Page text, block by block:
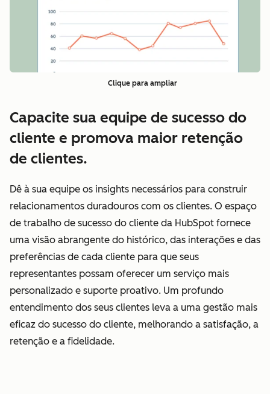
Clique para ampliar
Capacite sua equipe de sucesso do
cliente e promova maior retenção
de clientes.
Dê à sua equipe os insights necessários para construir
relacionamentos duradouros com os clientes. O espaço
de trabalho de sucesso do cliente da HubSpot fornece
uma visão abrangente do histórico, das interações e das
preferências de cada cliente para que seus
representantes possam oferecer um serviço mais
personalizado e suporte proativo. Um profundo
entendimento dos seus clientes leva a uma gestão mais
eficaz do sucesso do cliente, melhorando a satisfação, a
retenção e a fidelidade.